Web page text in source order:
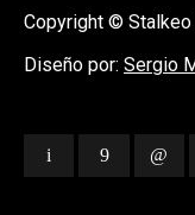
Copyright © Stalkeo
Diseño por: Sergio